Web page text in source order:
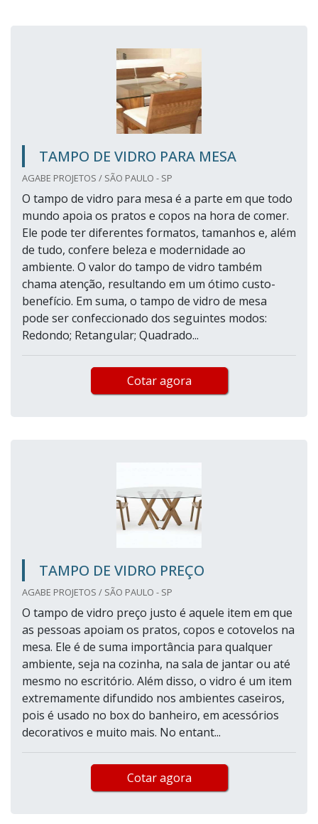
TAMPO DE VIDRO PARA MESA
AGABE PROJETOS / SÃO PAULO - SP
O tampo de vidro para mesa é a parte em que todo
mundo apoia os pratos e copos na hora de comer.
Ele pode ter diferentes formatos, tamanhos e, além
de tudo, confere beleza e modernidade ao
ambiente. O valor do tampo de vidro também
chama atenção, resultando em um ótimo custo-
benefício. Em suma, o tampo de vidro de mesa
pode ser confeccionado dos seguintes modos:
Redondo; Retangular; Quadrado...
Cotar agora
TAMPO DE VIDRO PREÇO
AGABE PROJETOS / SÃO PAULO - SP
O tampo de vidro preço justo é aquele item em que
as pessoas apoiam os pratos, copos e cotovelos na
mesa. Ele é de suma importância para qualquer
ambiente, seja na cozinha, na sala de jantar ou até
mesmo no escritório. Além disso, o vidro é um item
extremamente difundido nos ambientes caseiros,
pois é usado no box do banheiro, em acessórios
decorativos e muito mais. No entant...
Cotar agora